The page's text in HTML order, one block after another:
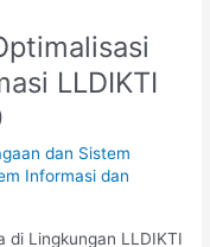
LLDIKTI
dan Sistem
Informasi dan
di Lingkungan LLDIKTI